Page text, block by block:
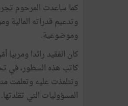
كما ساعدت المرحوم
وتدعيم قدراته
وموضوعية.
كان الفقيد رائدا
كاتب هذه السطور، في
وتتلمذت عليه وتعلمت
المسؤوليات التي تقلدتها.